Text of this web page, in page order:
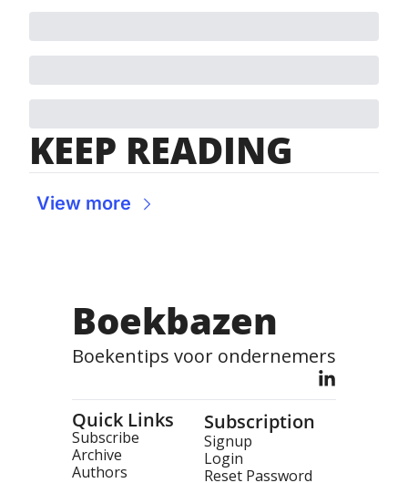
KEEP READING
View more
Boekbazen
Boekentips voor ondernemers
Quick Links
Subscribe
Archive
Authors
Subscription
Signup
Login
Reset Password